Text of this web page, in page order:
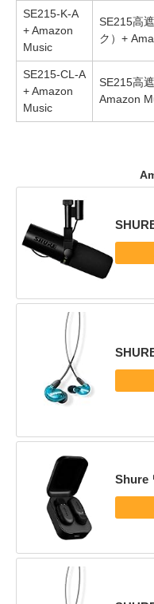
SE215-K-A
+ Amazon
Music
SE215高
ク）+
SE215-CL-A
+ Amazon
Music
SE215高
Amazon
Shure